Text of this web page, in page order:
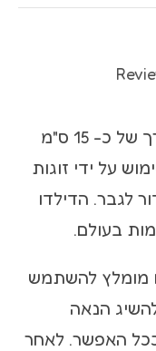
דילדו איכותי העשוי סיליקון באורך של כ- 15 ס"מ
לשימוש על ידי זוגות
לגבר. הדילדו
בעולם.
מומלץ להשתמש
הנאה
האפשר. לאחר